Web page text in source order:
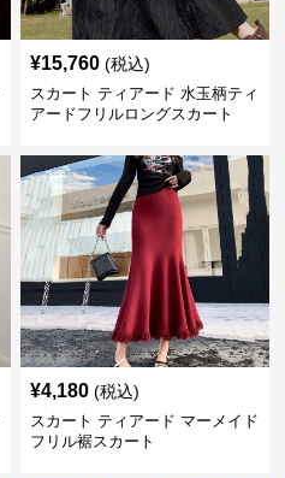
¥15,760 (税込)
スカート ティアード 水玉柄ティ
アードフリルロングスカート
¥4,180 (税込)
スカート ティアード マーメイド
フリル裾スカート